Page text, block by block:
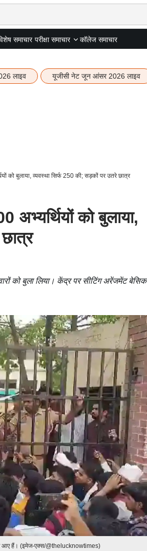
समाचार परीक्षा समाचार कॉलेज समाचार
लाइव यूजीसी नेट जून आंसर 2026 लाइव
को बुलाया, व्यवस्था सिर्फ 250 की; सड़कों पर उतरे छात्र
अभ्यर्थियों को बुलाया,
को बुला लिया। केंद्र पर सीटिंग अरेंजमेंट बेसिक
आए हैं। (इमेज-एक्स/@thelucknowtimes)